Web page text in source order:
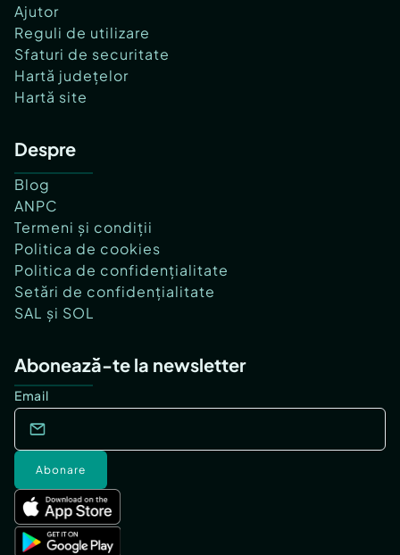
Ajutor
Reguli de utilizare
Sfaturi de securitate
Hartă județelor
Hartă site
Despre
Blog
ANPC
Termeni și condiții
Politica de cookies
Politica de confidențialitate
Setări de confidențialitate
SAL și SOL
Abonează-te la newsletter
Email
Abonare